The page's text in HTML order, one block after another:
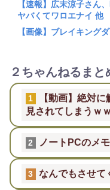
【速報】広末涼子さん
ヤバくてワロエナイ 他
【画像】ブレイキング
２ちゃんねるまと
1
【動画】絶対
見されてしまうｗ
2 ノートPCのメ
3 なんでもさせて